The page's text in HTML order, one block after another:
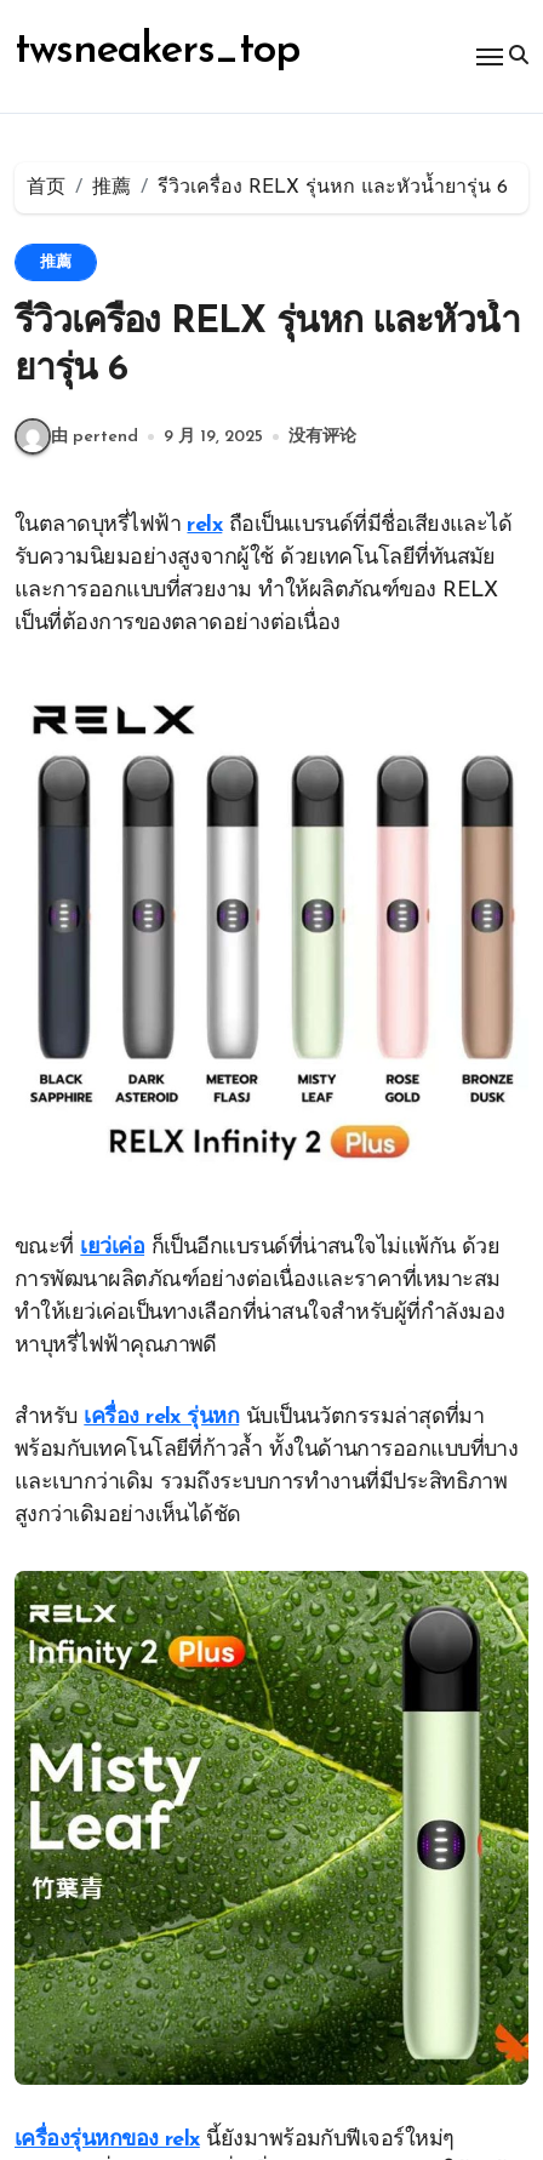
容
twsneakers_top
首页 推薦 รีวิวเครื่อง RELX รุ่นหก และหัวน้ำยารุ่น 6
推薦
รีวิวเครื่อง RELX รุ่นหก และหัวน้ำ
ยารุ่น 6
由 pertend 9 月 19, 2025 没有评论
ในตลาดบุหรี่ไฟฟ้า relxถือเป็นแบรนด์ที่มีชื่อเสียงและได้
รับความนิยมอย่างสูงจากผู้ใช้ ด้วยเทคโนโลยีที่ทันสมัย
และการออกแบบที่สวยงาม ทำให้ผลิตภัณฑ์ของ RELX
เป็นที่ต้องการของตลาดอย่างต่อเนื่อง
ขณะที่ เยว่เค่อ ก็เป็นอีกแบรนด์ที่น่าสนใจไม่แพ้กัน ด้วย
การพัฒนาผลิตภัณฑ์อย่างต่อเนื่องและราคาที่เหมาะสม
ทำให้เยว่เค่อเป็นทางเลือกที่น่าสนใจสำหรับผู้ที่กำลังมอง
หาบุหรี่ไฟฟ้าคุณภาพดี
สำหรับ เครื่อง relx รุ่นหกนับเป็นนวัตกรรมล่าสุดที่มา
พร้อมกับเทคโนโลยีที่ก้าวล้ำ ทั้งในด้านการออกแบบที่บาง
และเบากว่าเดิม รวมถึงระบบการทำงานที่มีประสิทธิภาพ
สูงกว่าเดิมอย่างเห็นได้ชัด
เครื่องรุ่นหกของ relxนี้ยังมาพร้อมกับฟีเจอร์ใหม่ๆ